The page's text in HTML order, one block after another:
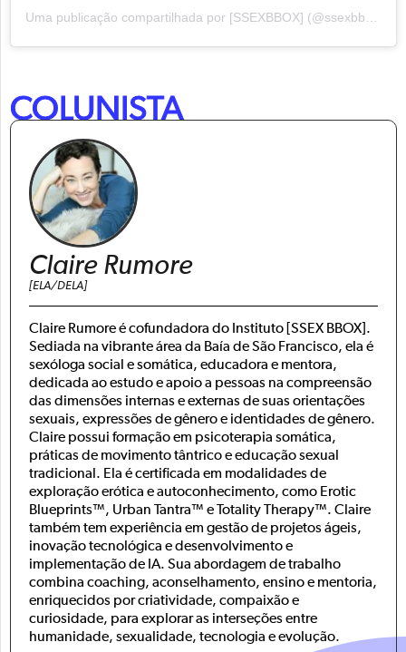
Uma publicação compartilhada por [SSEXBBOX] (@ssexbbox)
COLUNISTA
Claire Rumore
[ELA/DELA]
Claire Rumore é cofundadora do Instituto [SSEX BBOX].
Sediada na vibrante área da Baía de São Francisco, ela é
sexóloga social e somática, educadora e mentora,
dedicada ao estudo e apoio a pessoas na compreensão
das dimensões internas e externas de suas orientações
sexuais, expressões de gênero e identidades de gênero.
Claire possui formação em psicoterapia somática,
práticas de movimento tântrico e educação sexual
tradicional. Ela é certificada em modalidades de
exploração erótica e autoconhecimento, como Erotic
Blueprints™, Urban Tantra™ e Totality Therapy™. Claire
também tem experiência em gestão de projetos ágeis,
inovação tecnológica e desenvolvimento e
implementação de IA. Sua abordagem de trabalho
combina coaching, aconselhamento, ensino e mentoria,
enriquecidos por criatividade, compaixão e
curiosidade, para explorar as interseções entre
humanidade, sexualidade, tecnologia e evolução.